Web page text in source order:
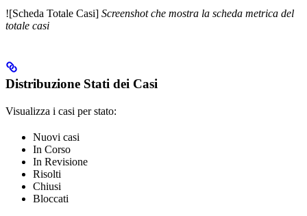
![Scheda Totale Casi] Screenshot che mostra la scheda metrica del
totale casi
Distribuzione Stati dei Casi
Visualizza i casi per stato:
Nuovi casi
In Corso
In Revisione
Risolti
Chiusi
Bloccati